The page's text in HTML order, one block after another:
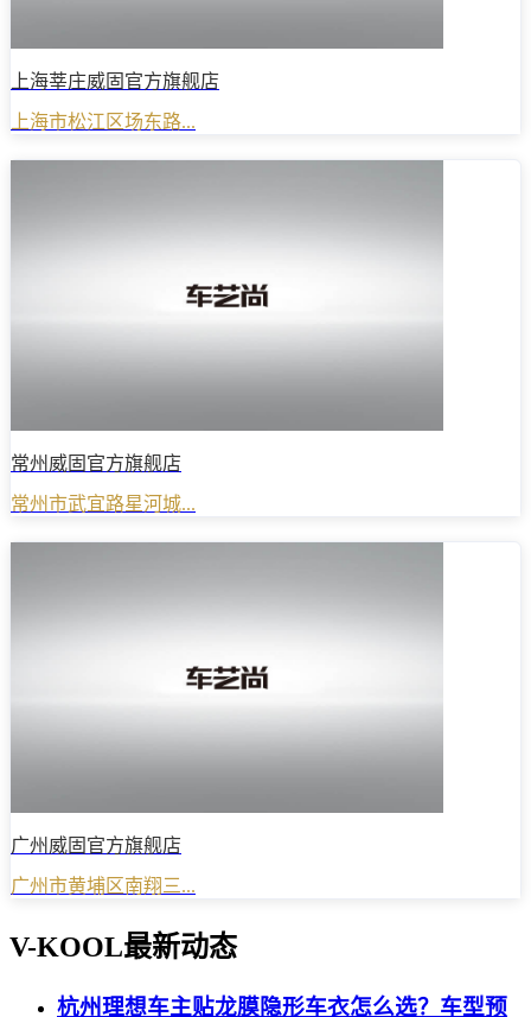
上海莘庄威固官方旗舰店
上海市松江区场东路...
常州威固官方旗舰店
常州市武宜路星河城...
广州威固官方旗舰店
广州市黄埔区南翔三...
V-KOOL最新动态
杭州理想车主贴龙膜隐形车衣怎么选？车型预